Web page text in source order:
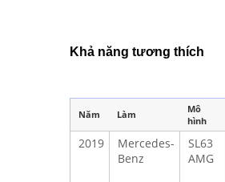
Khả năng tương thích
Năm Làm
Mô
hình
2019
Mercedes-
Benz
SL63
AMG